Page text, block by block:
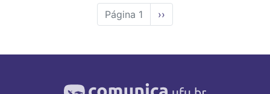
Página 1
Próxima
página
››